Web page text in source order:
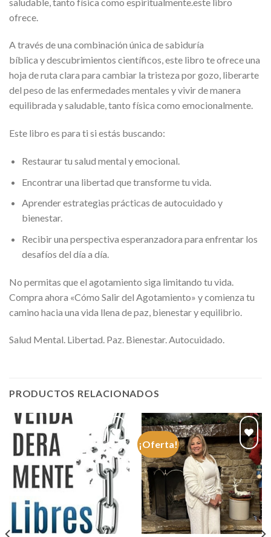
ofrece.
A través de una combinación única desabiduría
bíblica ydescubrimientos científicos, este libro te ofrece una
hoja de ruta clara para cambiar la tristeza por gozo, liberarte
del peso de las enfermedades mentales y vivir de manera
equilibrada y saludable, tanto física como emocionalmente.
Este libro es para ti si estás buscando:
Restaurar tu salud mental y emocional.
Encontrar una libertad que transforme tu vida.
Aprender estrategias prácticas de autocuidado y
bienestar.
Recibir una perspectiva esperanzadora para enfrentar los
desafíos del día a día.
No permitas que el agotamiento siga limitando tu vida.
Compra ahora «Cómo Salir del Agotamiento» y comienza tu
camino hacia una vida llena de paz, bienestar y equilibrio.
Salud Mental. Libertad. Paz. Bienestar. Autocuidado.
PRODUCTOS RELACIONADOS
¡Oferta!